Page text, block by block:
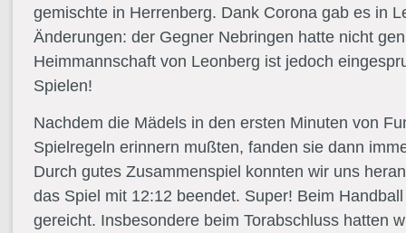
gemischte in Herrenberg. Dank Corona gab es in
Änderungen: der Gegner Nebringen hatte nicht
Heimmannschaft von Leonberg ist jedoch
Spielen!
Nachdem die Mädels in den ersten Minuten von
Spielregeln erinnern mußten, fanden sie dann
Durch gutes Zusammenspiel konnten wir uns
das Spiel mit 12:12 beendet. Super! Beim
gereicht. Insbesondere beim Torabschluss hatten